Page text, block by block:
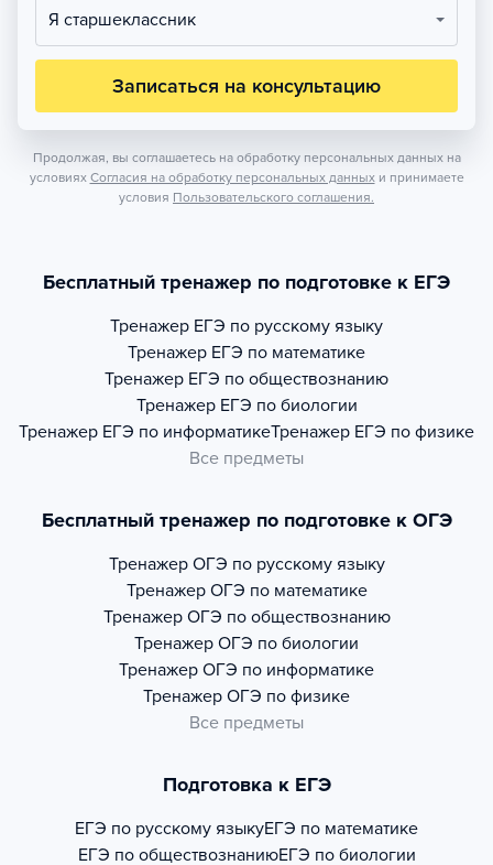
Я старшеклассник
Записаться на консультацию
Продолжая, вы соглашаетесь на обработку персональных данных на
условиях Согласия на обработку персональных данных и принимаете
условия Пользовательского соглашения.
Бесплатный тренажер по подготовке к ЕГЭ
Тренажер ЕГЭ по русскому языку
Тренажер ЕГЭ по математике
Тренажер ЕГЭ по обществознанию
Тренажер ЕГЭ по биологии
Тренажер ЕГЭ по информатикеТренажер ЕГЭ по физике
Все предметы
Бесплатный тренажер по подготовке к ОГЭ
Тренажер ОГЭ по русскому языку
Тренажер ОГЭ по математике
Тренажер ОГЭ по обществознанию
Тренажер ОГЭ по биологии
Тренажер ОГЭ по информатике
Тренажер ОГЭ по физике
Все предметы
Подготовка к ЕГЭ
ЕГЭ по русскому языкуЕГЭ по математике
ЕГЭ по обществознаниюЕГЭ по биологии